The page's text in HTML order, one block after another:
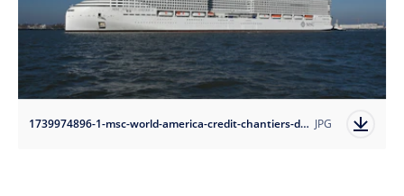
1739974896-1-msc-world-america-credit-chantiers-de-l-atlantique?auto=format JPG